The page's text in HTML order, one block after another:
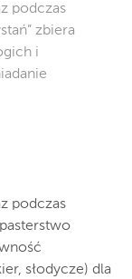
podczas
zbiera
i
podczas
słodycze) dla